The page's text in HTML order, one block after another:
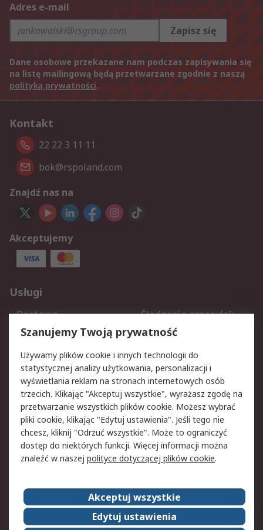
Adres e-mail
Zapisz się
Dane osobowe przekazane nam podczas zapisywania się
na listę mailingową będą przetwarzane zgodnie z naszą
polityką prywatności.
Kontakt
22 22 3 11 11
bok@rspoland.com
Znajdź nas na
Akceptujemy
Usługi
Dostawa
Śledzenie przesyłek
Reklamacje i zwroty
Rejestracja
Aspekty prawne
Bezpieczeństwo e-
maila
Polityka dotycząca
plików cookie
Polityka prywatności
Użytkowanie witryny
Zastrzeżenia prawne
Warunki Sprzedaży
Kontakt
O firmie RS
RS na świecie
Szanujemy Twoją prywatność
Używamy plików cookie i innych technologii do
statystycznej analizy użytkowania, personalizacji i
wyświetlania reklam na stronach internetowych osób
trzecich. Klikając "Akceptuj wszystkie", wyrażasz zgodę na
przetwarzanie wszystkich plików cookie. Możesz wybrać
pliki cookie, klikając "Edytuj ustawienia". Jeśli tego nie
chcesz, kliknij "Odrzuć wszystkie". Może to ograniczyć
dostęp do niektórych funkcji. Więcej informacji można
znaleźć w naszej polityce dotyczącej plików cookie.
Akceptuj wszystkie
Edytuj ustawienia